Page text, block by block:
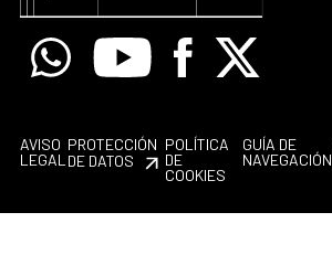
WhatsappYoutube Facebook
X
AVISO
LEGAL
PROTECCIÓN
DE DATOS
POLÍTICA
DE
COOKIES
GUÍA DE
NAVEGACIÓN